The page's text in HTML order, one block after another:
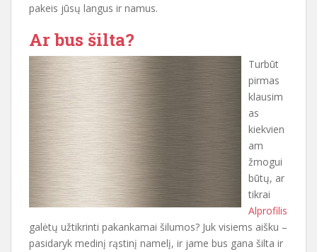
pakeis jūsų langus ir namus.
Ar bus šilta?
Turbūt
pirmas
klausim
as
kiekvien
am
žmogui
būtų, ar
tikrai
Alprofilis
galėtų užtikrinti pakankamai šilumos? Juk visiems aišku –
pasidaryk medinį rąstinį namelį, ir jame bus gana šilta ir